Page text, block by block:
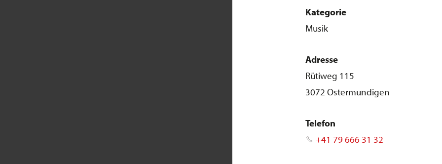
Kategorie
Musik
Adresse
Rütiweg 115
3072 Ostermundigen
Telefon
+41 79 666 31 32